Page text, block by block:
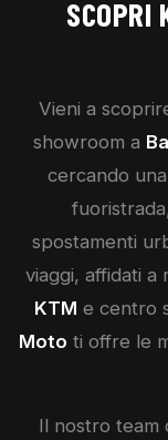
SCOPRI
Vieni a
showroom a
cercando
spostamenti
viaggi, affidati a
KTM e centro
Moto ti offre le
Il nostro team